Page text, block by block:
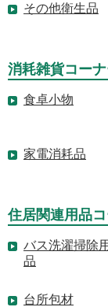
その他衛生品
消耗雑貨コー
食卓小物
家電消耗品
住居関連用品
バス洗濯掃除用
品
台所包材